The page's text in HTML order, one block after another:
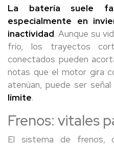
La batería suele
especialmente en
inactividad. Aunque su
frío, los trayectos
conectados pueden
notas que el motor gira
atenúan, puede ser
límite.
Frenos: vitales
El sistema de frenos,